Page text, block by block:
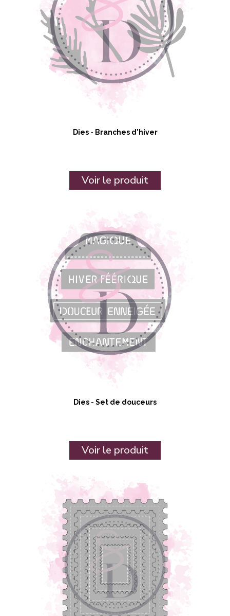
Dies - Branches d'hiver
Voir le produit
Dies - Set de douceurs
Voir le produit